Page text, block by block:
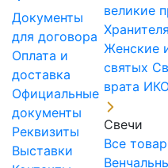
Документы
для договора
Оплата и
доставка
Официальные
документы
Реквизиты
Выставки
великие
Хранителя
Женские
святых
врата
Свечи
Все